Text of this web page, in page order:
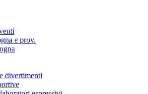
e prov.
divertimenti